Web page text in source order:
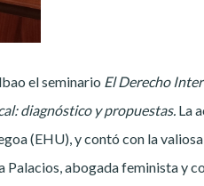
el seminario El Derecho
diagnóstico y propuestas. La
(EHU), y contó con la
abogada feminista y